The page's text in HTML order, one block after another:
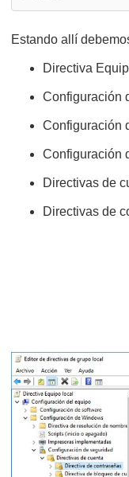
Estando allí
Directiva
Configuración
Configuración
Configuración
Directivas de
Directivas de